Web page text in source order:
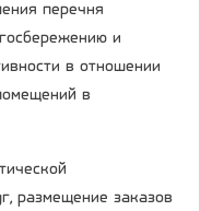
перечня
и
в отношении
в
размещение заказов